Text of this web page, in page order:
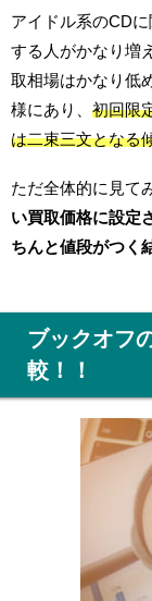
アイドル系のCD
する人がかなり増
取相場はかなり低
様にあり、 初回限
は二束三文となる
ただ全体的に見て
い買取価格に設定
ちんと値段がつく
ブックオフ
較！！